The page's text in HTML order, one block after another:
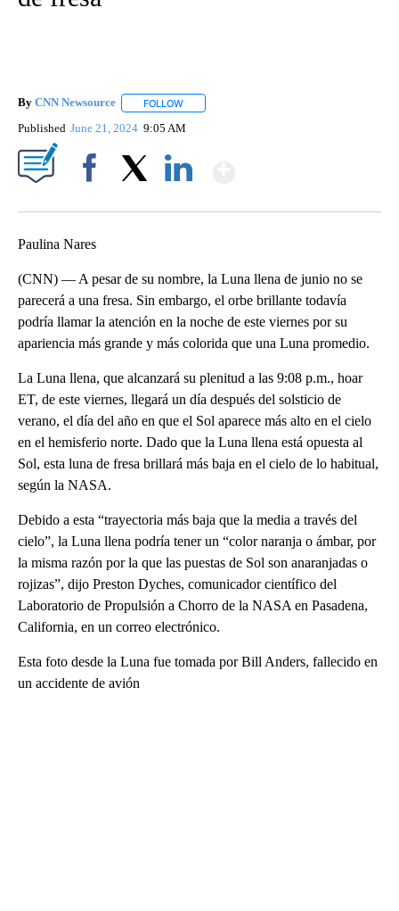
By CNN Newsource FOLLOW
Published June 21, 2024 9:05 AM
Paulina Nares
(CNN) — A pesar de su nombre, la Luna llena de junio no se
parecerá a una fresa. Sin embargo, el orbe brillante todavía
podría llamar la atención en la noche de este viernes por su
apariencia más grande y más colorida que una Luna promedio.
La Luna llena, que alcanzará su plenitud a las 9:08 p.m., hoar
ET, de este viernes, llegará un día después del solsticio de
verano, el día del año en que el Sol aparece más alto en el cielo
en el hemisferio norte. Dado que la Luna llena está opuesta al
Sol, esta luna de fresa brillará más baja en el cielo de lo habitual,
según la NASA.
Debido a esta “trayectoria más baja que la media a través del
cielo”, la Luna llena podría tener un “color naranja o ámbar, por
la misma razón por la que las puestas de Sol son anaranjadas o
rojizas”, dijo Preston Dyches, comunicador científico del
Laboratorio de Propulsión a Chorro de la NASA en Pasadena,
California, en un correo electrónico.
Esta foto desde la Luna fue tomada por Bill Anders, fallecido en
un accidente de avión